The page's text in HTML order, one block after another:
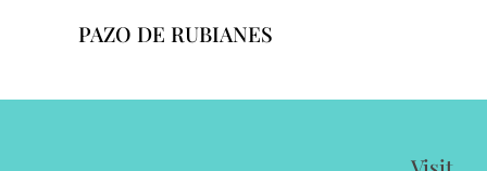
PAZO DE RUBIANES